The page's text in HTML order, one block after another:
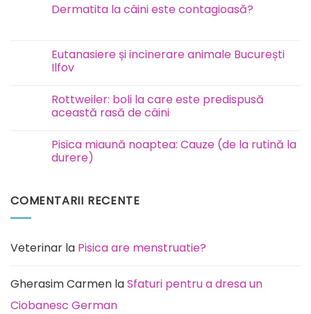
Test
FAVN
pisici
Dermatita la câini este contagioasă?
Dermatita
la
câini
Eutanasiere și incinerare animale București
Ilfov
la
Eutanasiere
și
București
Ilfov
Rottweiler: boli la care este predispusă
această rasă de câini
la
Rottweiler:
boli
predispusă
Pisica miaună noaptea: Cauze (de la rutină la
durere)
Pisica
la
rutină
COMENTARII RECENTE
Veterinar la Pisica are menstruatie?
Gherasim Carmen laSfaturi pentru a dresa un
Ciobanesc German